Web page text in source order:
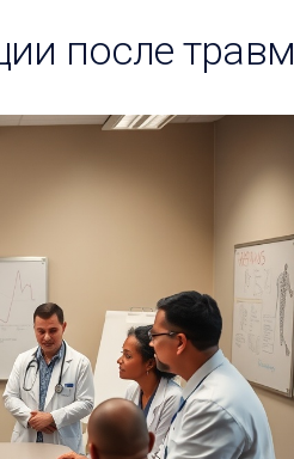
после травм